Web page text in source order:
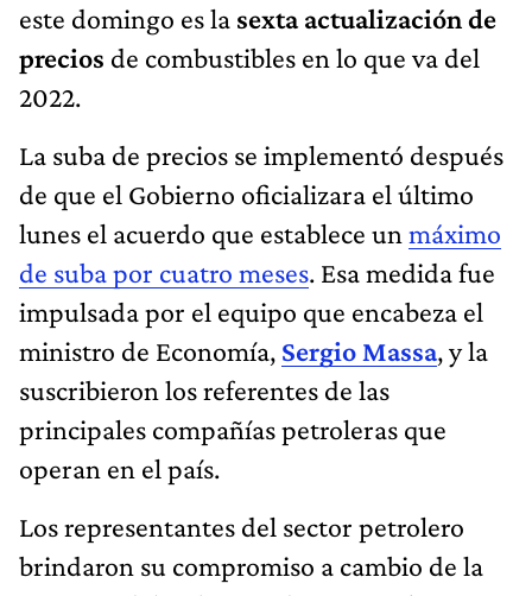
este domingo es la sexta actualización de
precios de combustibles en lo que va del
2022.
La suba de precios se implementó después
de que el Gobierno oficializara el último
lunes el acuerdo que establece un máximo
de suba por cuatro meses. Esa medida fue
impulsada por el equipo que encabeza el
ministro de Economía, Sergio Massa, y la
suscribieron los referentes de las
principales compañías petroleras que
operan en el país.
Los representantes del sector petrolero
brindaron su compromiso a cambio de la